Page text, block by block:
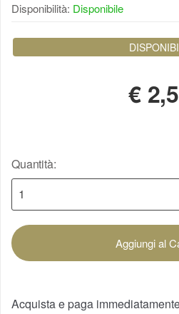
Disponibilità: Disponibile
€
Quantità:
Aggiungi al
Acquista e paga